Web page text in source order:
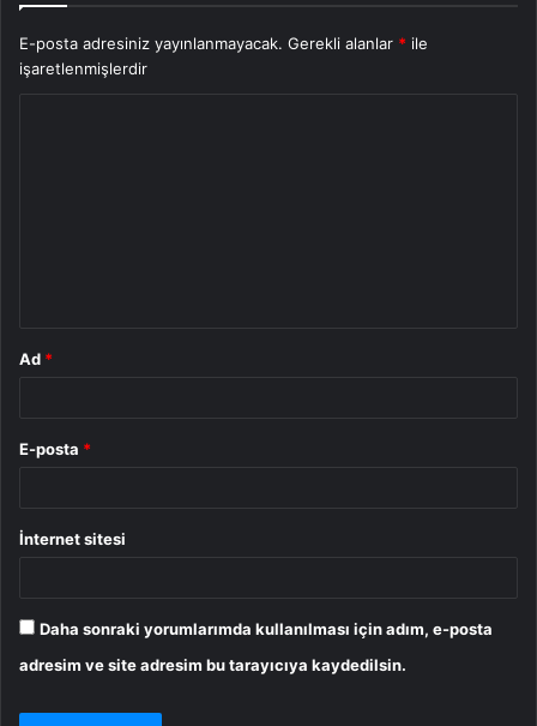
E-posta adresiniz yayınlanmayacak. Gerekli alanlar * ile
işaretlenmişlerdir
Ad *
E-posta *
İnternet sitesi
Daha sonraki yorumlarımda kullanılması için adım, e-posta
adresim ve site adresim bu tarayıcıya kaydedilsin.